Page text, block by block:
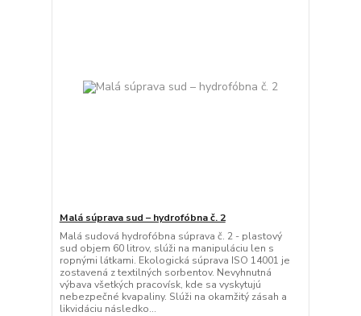
Malá súprava sud – hydrofóbna č. 2
Malá sudová hydrofóbna súprava č. 2 - plastový
sud objem 60 litrov, slúži na manipuláciu len s
ropnými látkami. Ekologická súprava ISO 14001 je
zostavená z textilných sorbentov. Nevyhnutná
výbava všetkých pracovísk, kde sa vyskytujú
nebezpečné kvapaliny. Slúži na okamžitý zásah a
likvidáciu následko...